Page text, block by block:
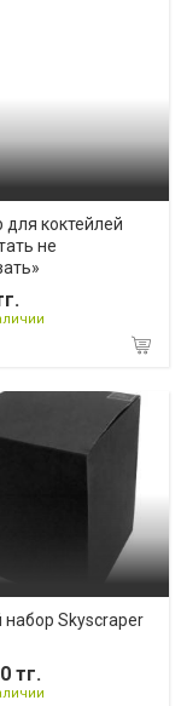
для коктейлей
не
набор Skyscraper
тг.